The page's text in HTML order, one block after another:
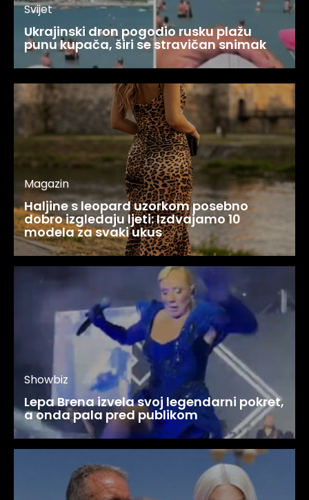
Svijet
Ukrajinski dron pogodio rusku plažu
punu kupača, širi se stravičan snimak
Magazin
Haljine s leopard uzorkom posebno
dobro izgledaju ljeti: Izdvajamo 10
modela za svaki ukus
Showbiz
Lepa Brena izvela svoj legendarni pokret,
a onda pala pred publikom